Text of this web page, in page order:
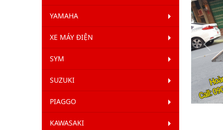
YAMAHA
XE MÁY ĐIỆN
SYM
SUZUKI
PIAGGO
KAWASAKI
Lại